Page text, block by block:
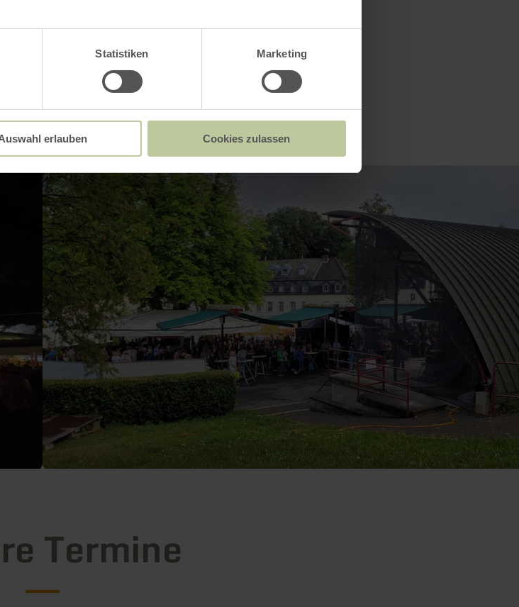
Statistiken Marketing
erlauben Cookies zulassen
Termine